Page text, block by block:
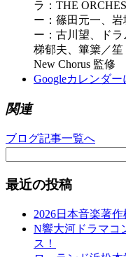
ラ：THE
ー：篠田元一、
ー：古川望、ドラ
梯郁夫、篳篥／笙
New Chorus 監修
Googleカレンダー
関連
ブログ記事一覧へ
最近の投稿
2026日本音楽著
N響大河ドラマコ
ス！